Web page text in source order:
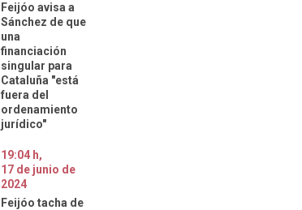
Feijóo avisa a
Sánchez de que
una
financiación
singular para
Cataluña "está
fuera del
ordenamiento
jurídico"
19:04 h,
17 de junio de
2024
Feijóo tacha de